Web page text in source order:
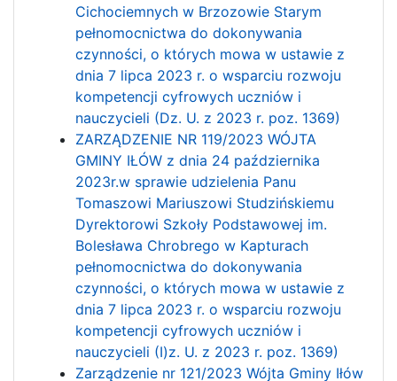
Cichociemnych w Brzozowie Starym
pełnomocnictwa do dokonywania
czynności, o których mowa w ustawie z
dnia 7 lipca 2023 r. o wsparciu rozwoju
kompetencji cyfrowych uczniów i
nauczycieli (Dz. U. z 2023 r. poz. 1369)
ZARZĄDZENIE NR 119/2023 WÓJTA
GMINY IŁÓW z dnia 24 października
2023r.w sprawie udzielenia Panu
Tomaszowi Mariuszowi Studzińskiemu
Dyrektorowi Szkoły Podstawowej im.
Bolesława Chrobrego w Kapturach
pełnomocnictwa do dokonywania
czynności, o których mowa w ustawie z
dnia 7 lipca 2023 r. o wsparciu rozwoju
kompetencji cyfrowych uczniów i
nauczycieli (I)z. U. z 2023 r. poz. 1369)
Zarządzenie nr 121/2023 Wójta Gminy Iłów